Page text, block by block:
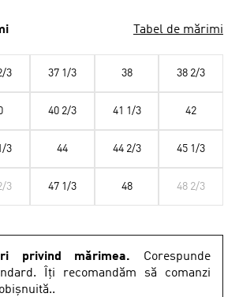
Tabel de mărimi
3 37 1/3 38 38 2/3
40 2/3 41 1/3 42
3 44 44 2/3 45 1/3
3 47 1/3 48 48 2/3
privind mărimea. Corespunde
Îți recomandăm să comanzi